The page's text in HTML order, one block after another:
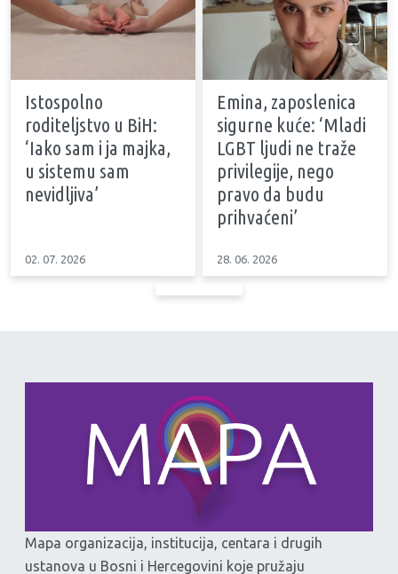
Istospolno
roditeljstvo u BiH:
‘Iako sam i ja majka,
u sistemu sam
nevidljiva’
02. 07. 2026
Emina, zaposlenica
sigurne kuće: ‘Mladi
LGBT ljudi ne traže
privilegije, nego
pravo da budu
prihvaćeni’
28. 06. 2026
Mapa organizacija, institucija, centara i drugih
ustanova u Bosni i Hercegovini koje pružaju